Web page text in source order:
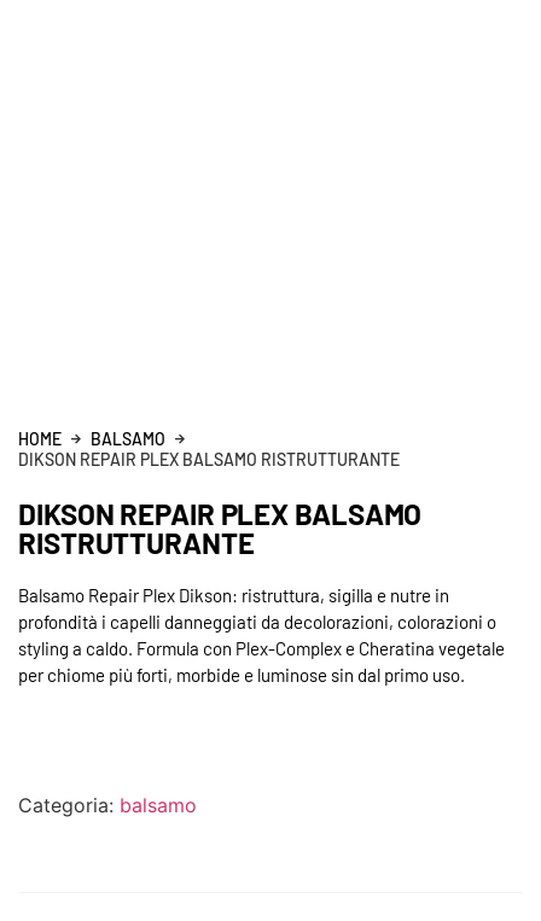
HOME
BALSAMO
DIKSON REPAIR PLEX BALSAMO RISTRUTTURANTE
DIKSON REPAIR PLEX BALSAMO
RISTRUTTURANTE
Balsamo Repair Plex Dikson: ristruttura, sigilla e nutre in
profondità i capelli danneggiati da decolorazioni, colorazioni o
styling a caldo. Formula con Plex-Complex e Cheratina vegetale
per chiome più forti, morbide e luminose sin dal primo uso.
Categoria: balsamo